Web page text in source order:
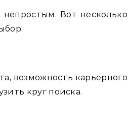
Вот несколько
возможность карьерного
круг поиска.